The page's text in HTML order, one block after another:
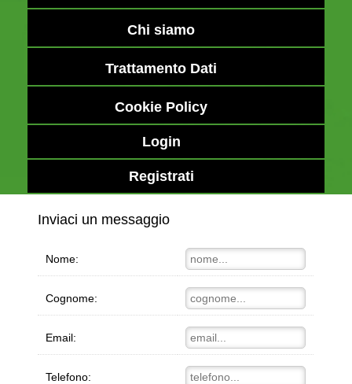
Chi siamo
Trattamento Dati
Cookie Policy
Login
Registrati
Inviaci un messaggio
Nome:
Cognome:
Email:
Telefono: